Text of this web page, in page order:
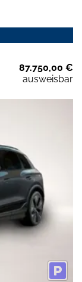
87.750,00 €
ausweisbar